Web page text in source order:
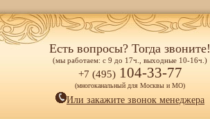
Есть вопросы? Тогда звоните!
(мы работаем: с 9 до 17ч., выходные 10-16ч.)
+7 (495) 104-33-77
(многоканальный для Москвы и МО)
Или закажите звонок менеджера